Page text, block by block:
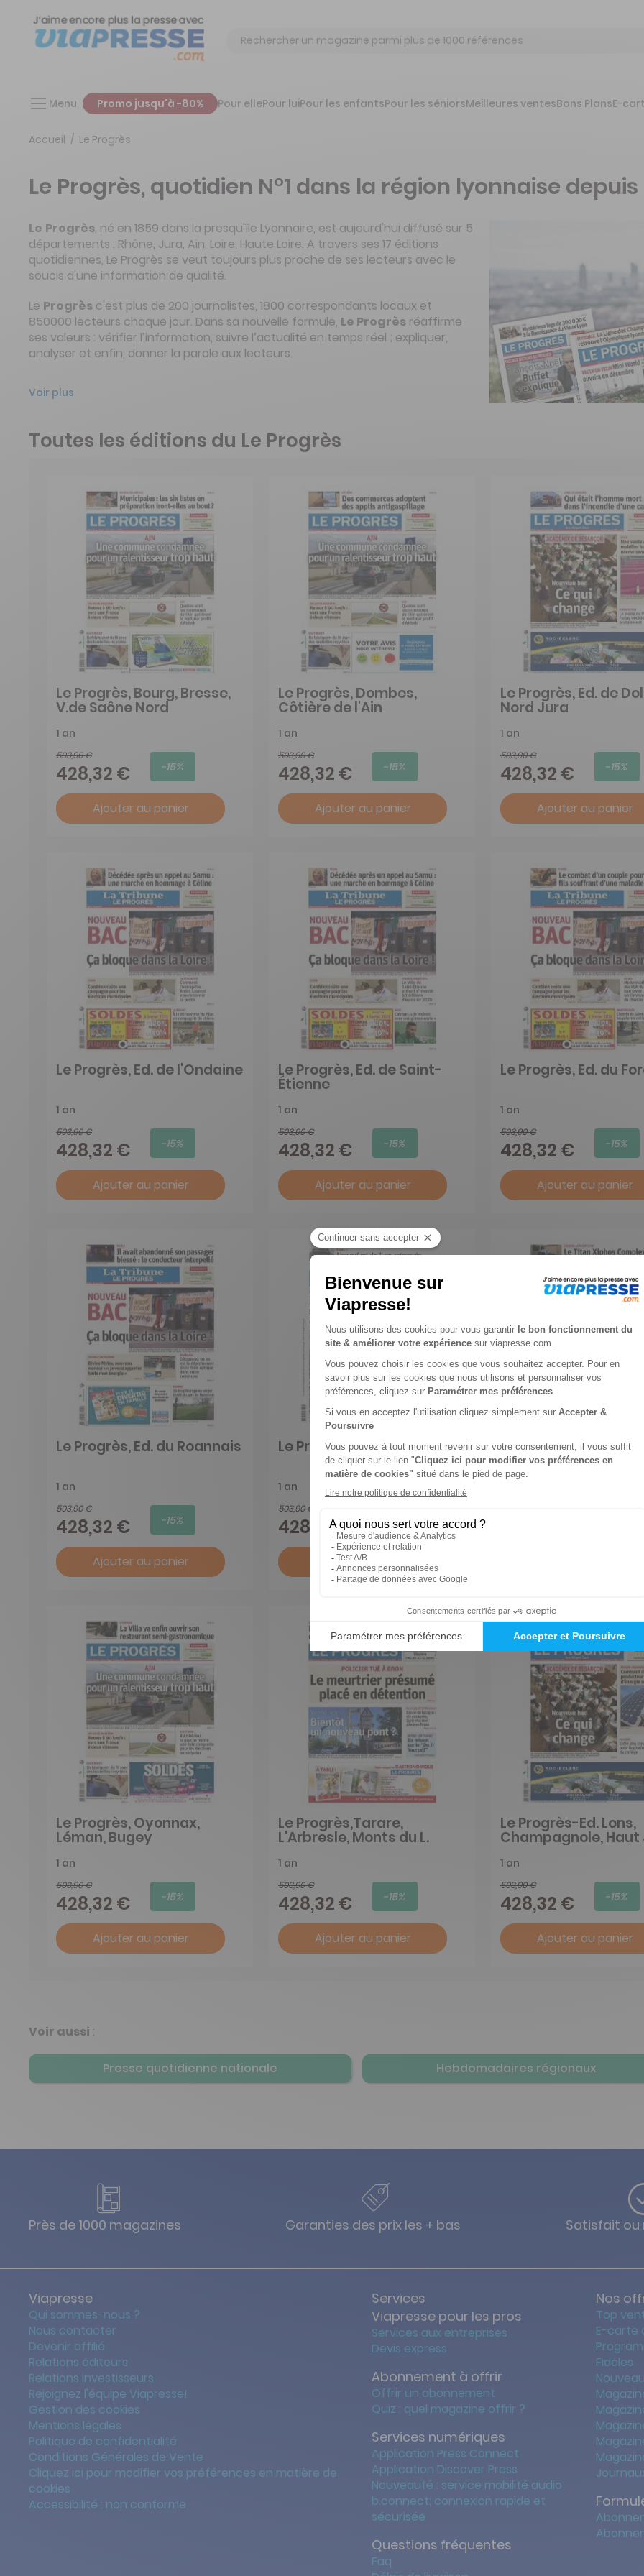
Chercher
Menu Promo jusqu'à -80% Pour ellePour luiPour les enfantsPour les séniorsMeilleures ventesBons PlansE-
Accueil Le Progrès
Le Progrès, quotidien N°1 dans la région lyonnaise depuis
Le Progrès, né en 1859 dans la presqu'île Lyonnaire, est aujourd'hui diffusé sur 5
départements : Rhône, Jura, Ain, Loire, Haute Loire. A travers ses 17 éditions
quotidiennes, Le Progrès se veut toujours plus proche de ses lecteurs avec le
soucis d'une information de qualité.
Le Progrès c'est plus de 200 journalistes, 1800 correspondants locaux et
850000 lecteurs chaque jour. Dans sa nouvelle formule, Le Progrès réaffirme
ses valeurs : vérifier l’information, suivre l’actualité en temps réel ; expliquer,
analyser et enfin, donner la parole aux lecteurs.
Voir plus
Toutes les éditions du Le Progrès
Le Progrès, Bourg, Bresse,
V.de Saône Nord
1 an
503,90 €
428,32 € -15%
Ajouter au panier
Le Progrès, Dombes,
Côtière de l'Ain
1 an
503,90 €
428,32 € -15%
Ajouter au panier
Le Progrès, Ed. de
Nord Jura
1 an
503,90 €
428,32 € -15%
Ajouter au panier
Le Progrès, Ed. de l'Ondaine
1 an
503,90 €
428,32 € -15%
Ajouter au panier
Le Progrès, Ed. de Saint-
Étienne
1 an
503,90 €
428,32 € -15%
Ajouter au panier
Le Progrès, Ed. du
1 an
503,90 €
428,32 € -15%
Ajouter au panier
Le Progrès, Ed. du Roannais
1 an
503,90 €
428,32 € -15%
Ajouter au panier
Le Progrès, Est Lyonnais
1 an
503,90 €
428,32 € -15%
Ajouter au panier
Le Progrès, Ouest
Lyonnais, Val de
Le Progrès, Oyonnax,
Léman, Bugey
1 an
503,90 €
428,32 € -15%
Ajouter au panier
Le Progrès,Tarare,
L'Arbresle, Monts du L.
1 an
503,90 €
428,32 € -15%
Ajouter au panier
Le Progrès-Ed. Lons,
Champagnole, Haut
1 an
503,90 €
428,32 € -15%
Ajouter au panier
Voir aussi :
Presse quotidienne nationale Hebdomadaires régionaux
Près de 1000 magazines Garanties des prix les + bas Satisfait
Viapresse
Qui sommes-nous ?
Nous contacter
Devenir affilié
Relations éditeurs
Relations investisseurs
Rejoignez l'équipe Viapresse!
Gestion des cookies
Mentions légales
Politique de confidentialité
Conditions Générales de Vente
Cliquez ici pour modifier vos préférences en matière de
cookies
Accessibilité : non conforme
Services
Viapresse pour les pros
Services aux entreprises
Devis express
Abonnement à offrir
Offrir un abonnement
Quiz : quel magazine offrir ?
Services numériques
Application Press Connect
Application Discover Press
Nouveauté : service mobilité audio
b.connect: connexion rapide et
sécurisée
Questions fréquentes
Faq
Nos
Top
E-carte
Fidèles